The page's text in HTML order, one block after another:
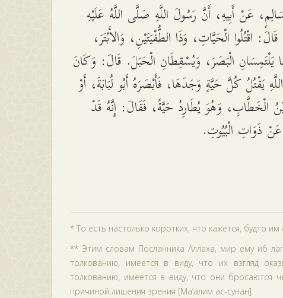
عَنْ أَبِيهِ، أَنَّ رَسُولَ اللَّهِ صَلَّى اللَّهُ عَلَيْهِ
اقْتُلُوا الْحَيَّاتِ، وَذَا الطُّفْيَتَيْنِ، وَالأَبْتَرَ،
يَلْتَمِسَانِ الْبَصَرَ، وَيُسْقِطَانِ الْحَبَلَ. قَالَ: وَكَانَ
يَقْتُلُ كُلَّ حَيَّةٍ وَجَدَهَا، فَأَبْصَرَهُ أَبُو لُبَابَةَ، أَوْ
الْخَطَّابِ، وَهُوَ يُطَارِدُ حَيَّةً، فَقَالَ: إِنَّهُ قَدْ
ذَوَاتِ الْبُيُوتِ.
* То есть настолько коротких, что кажется, будто им
** Этим словам Посланника Аллаха, мир ему иб
толкованию, имеется в виду, что их взгляд
толкованию, имеется в виду, что они бросаются
причиной лишения зрения [Ма‘алим ас-сунан].